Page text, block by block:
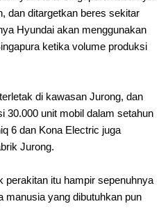
dan ditargetkan beres sekitar
Hyundai akan menggunakan
ketika volume produksi
di kawasan Jurong, dan
30.000 unit mobil dalam setahun
6 dan Kona Electric juga
Jurong.
perakitan itu hampir sepenuhnya
manusia yang dibutuhkan pun